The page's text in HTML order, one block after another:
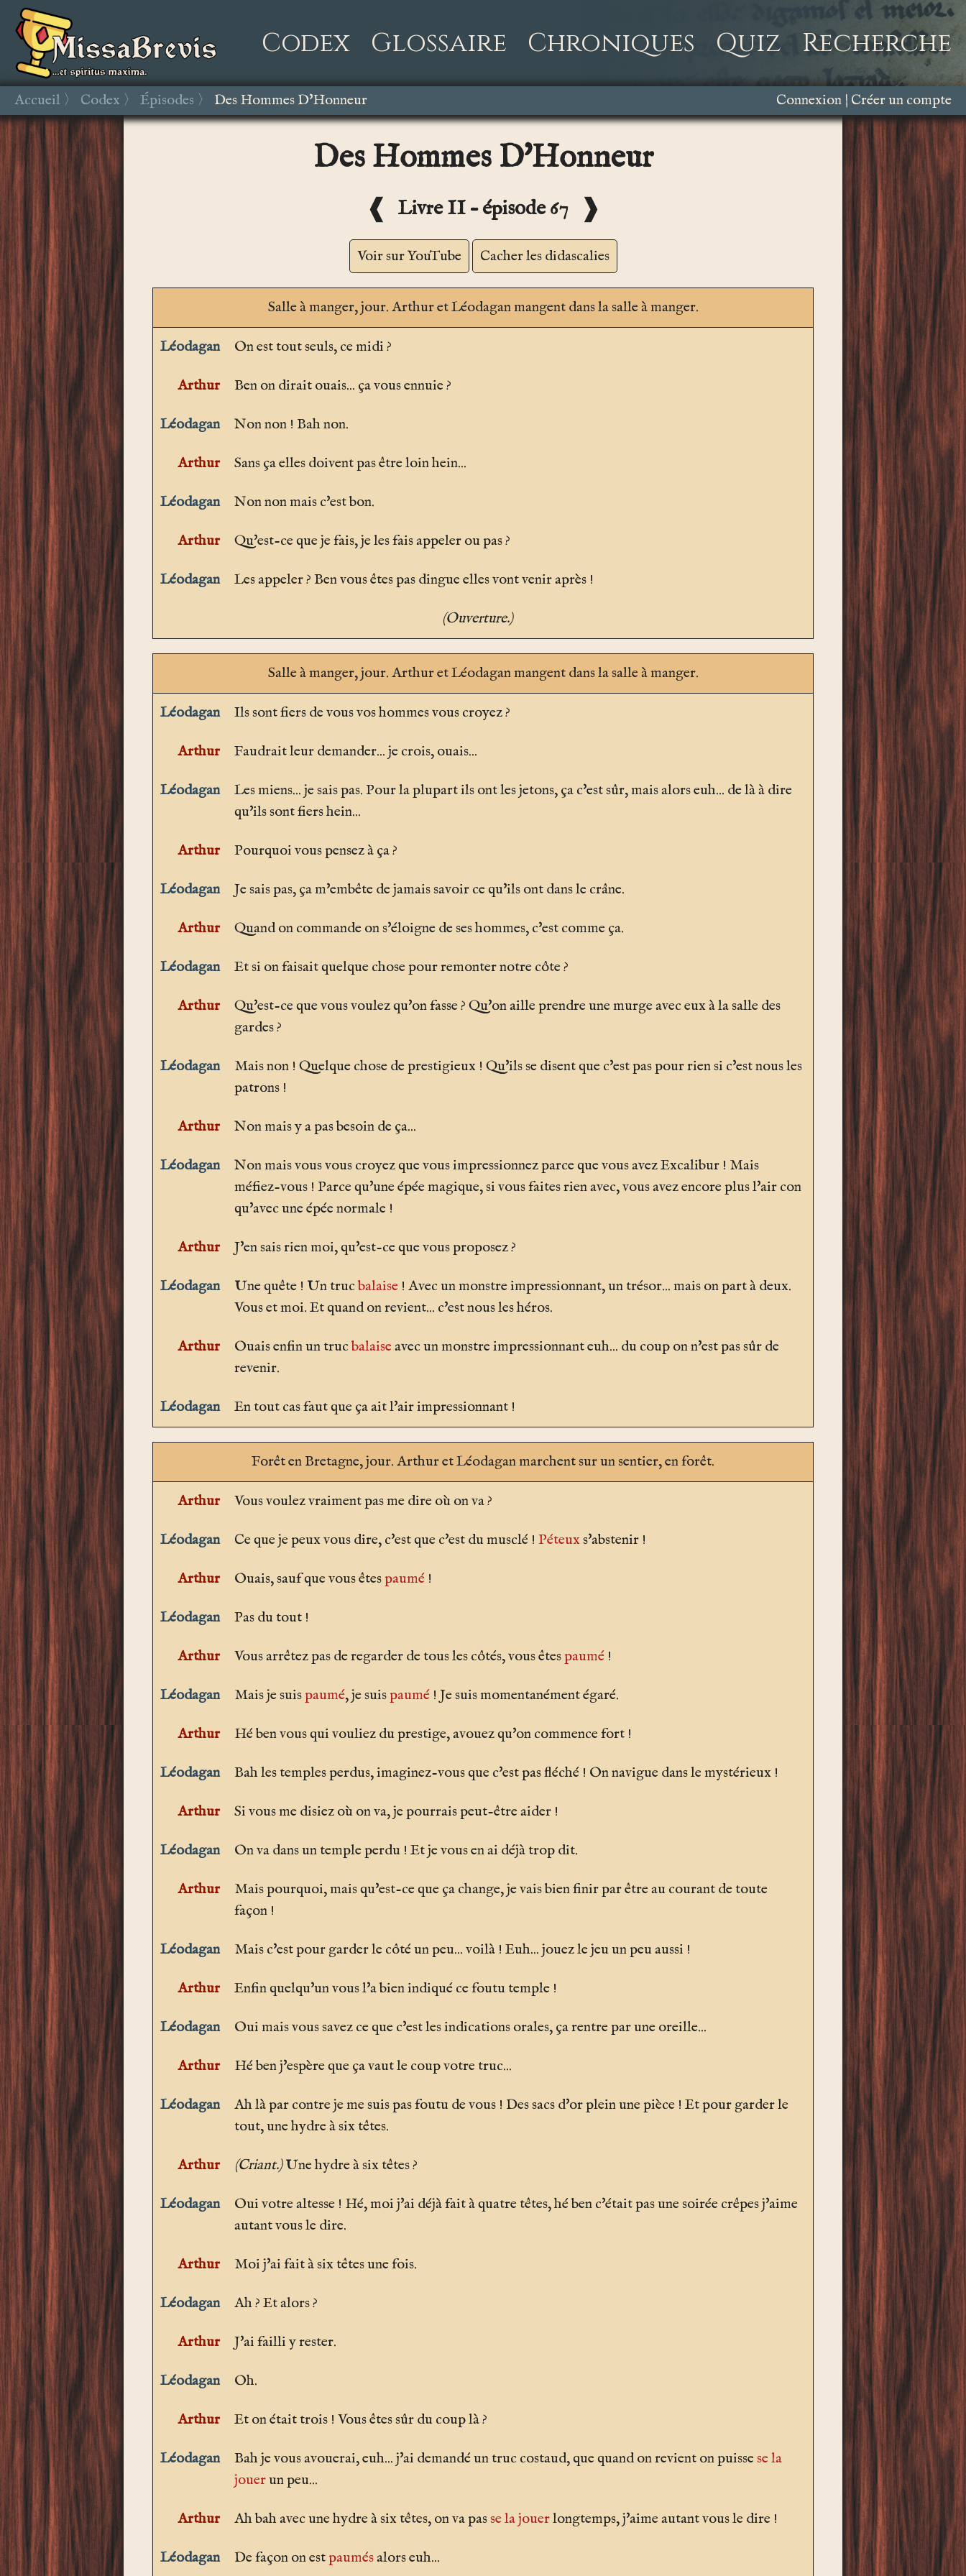
Codex Glossaire Chroniques Quiz Recherche
Accueil Codex Épisodes Des Hommes D'Honneur Connexion Créer un compte
Des Hommes D'Honneur
❰ Livre II – épisode 67 ❱
Voir sur YouTube Cacher les didascalies
Salle à manger, jour. Arthur et Léodagan mangent dans la salle à manger.
Léodagan On est tout seuls, ce midi ?
Arthur Ben on dirait ouais... ça vous ennuie ?
Léodagan Non non ! Bah non.
Arthur Sans ça elles doivent pas être loin hein...
Léodagan Non non mais c'est bon.
Arthur Qu'est-ce que je fais, je les fais appeler ou pas ?
Léodagan Les appeler ? Ben vous êtes pas dingue elles vont venir après !
(Ouverture.)
Salle à manger, jour. Arthur et Léodagan mangent dans la salle à manger.
Léodagan Ils sont fiers de vous vos hommes vous croyez ?
Arthur Faudrait leur demander... je crois, ouais...
Léodagan
Les miens... je sais pas. Pour la plupart ils ont les jetons, ça c'est sûr, mais alors euh... de là à dire
qu'ils sont fiers hein...
Arthur Pourquoi vous pensez à ça ?
Léodagan Je sais pas, ça m'embête de jamais savoir ce qu'ils ont dans le crâne.
Arthur Quand on commande on s'éloigne de ses hommes, c'est comme ça.
Léodagan Et si on faisait quelque chose pour remonter notre côte ?
Arthur
Qu'est-ce que vous voulez qu'on fasse ? Qu'on aille prendre une murge avec eux à la salle des
gardes ?
Léodagan
Mais non ! Quelque chose de prestigieux ! Qu'ils se disent que c'est pas pour rien si c'est nous les
patrons !
Arthur Non mais y a pas besoin de ça...
Léodagan
Non mais vous vous croyez que vous impressionnez parce que vous avez Excalibur ! Mais
méfiez-vous ! Parce qu'une épée magique, si vous faites rien avec, vous avez encore plus l'air con
qu'avec une épée normale !
Arthur J'en sais rien moi, qu'est-ce que vous proposez ?
Léodagan Une quête ! Un trucbalaise ! Avec un monstre impressionnant, un trésor... mais on part à deux.
Vous et moi. Et quand on revient... c'est nous les héros.
Arthur Ouais enfin un trucbalaiseavec un monstre impressionnant euh... du coup on n'est pas sûr de
revenir.
Léodagan En tout cas faut que ça ait l'air impressionnant !
Forêt en Bretagne, jour. Arthur et Léodagan marchent sur un sentier, en forêt.
Arthur Vous voulez vraiment pas me dire où on va ?
Léodagan Ce que je peux vous dire, c'est que c'est du musclé ! Péteuxs'abstenir !
Arthur Ouais, sauf que vous êtespaumé !
Léodagan Pas du tout !
Arthur Vous arrêtez pas de regarder de tous les côtés, vous êtespaumé !
Léodagan Mais je suispaumé, je suispaumé ! Je suis momentanément égaré.
Arthur Hé ben vous qui vouliez du prestige, avouez qu'on commence fort !
Léodagan Bah les temples perdus, imaginez-vous que c'est pas fléché ! On navigue dans le mystérieux !
Arthur Si vous me disiez où on va, je pourrais peut-être aider !
Léodagan On va dans un temple perdu ! Et je vous en ai déjà trop dit.
Arthur
Mais pourquoi, mais qu'est-ce que ça change, je vais bien finir par être au courant de toute
façon !
Léodagan Mais c'est pour garder le côté un peu... voilà ! Euh... jouez le jeu un peu aussi !
Arthur Enfin quelqu'un vous l'a bien indiqué ce foutu temple !
Léodagan Oui mais vous savez ce que c'est les indications orales, ça rentre par une oreille...
Arthur Hé ben j'espère que ça vaut le coup votre truc...
Léodagan
Ah là par contre je me suis pas foutu de vous ! Des sacs d'or plein une pièce ! Et pour garder le
tout, une hydre à six têtes.
Arthur (Criant.)Une hydre à six têtes ?
Léodagan
Oui votre altesse ! Hé, moi j'ai déjà fait à quatre têtes, hé ben c'était pas une soirée crêpes j'aime
autant vous le dire.
Arthur Moi j'ai fait à six têtes une fois.
Léodagan Ah ? Et alors ?
Arthur J'ai failli y rester.
Léodagan Oh.
Arthur Et on était trois ! Vous êtes sûr du coup là ?
Léodagan Bah je vous avouerai, euh... j'ai demandé un truc costaud, que quand on revient on puissese la
jouerun peu...
Arthur Ah bah avec une hydre à six têtes, on va passe la jouerlongtemps, j'aime autant vous le dire !
Léodagan De façon on estpaumésalors euh...